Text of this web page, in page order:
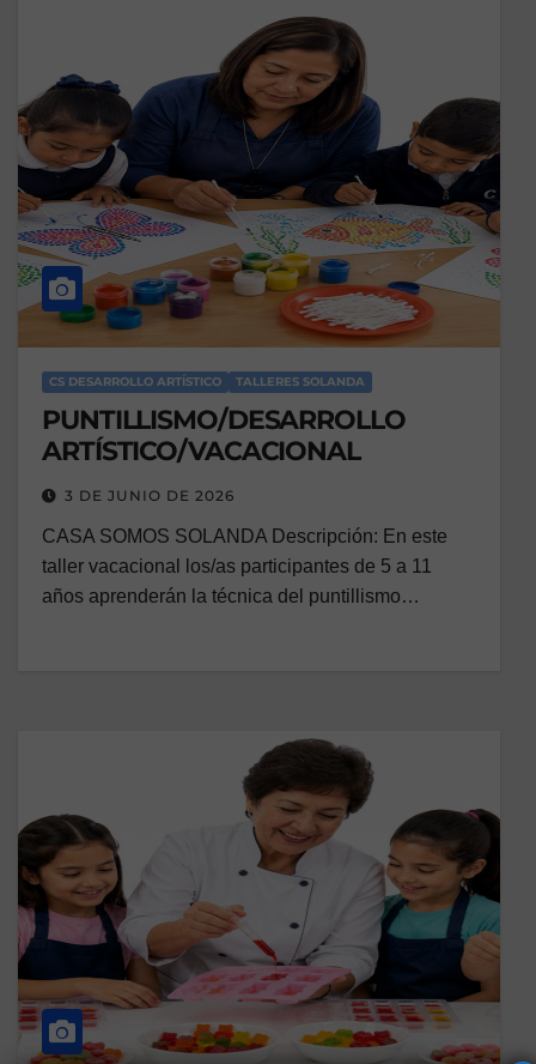
CS DESARROLLO ARTÍSTICO TALLERES SOLANDA
PUNTILLISMO/DESARROLLO
ARTÍSTICO/VACACIONAL
3 DE JUNIO DE 2026
CASA SOMOS SOLANDA Descripción: En este
taller vacacional los/as participantes de 5 a 11
años aprenderán la técnica del puntillismo…